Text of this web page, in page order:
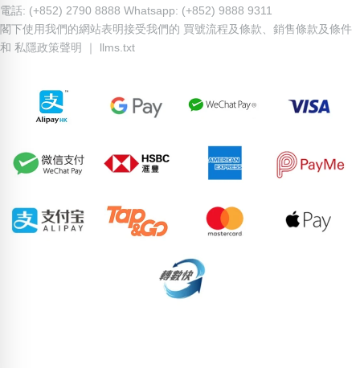
電話: (+852) 2790 8888 Whatsapp: (+852) 9888 9311
閣下使用我們的網站表明接受我們的 買號流程及條款
銷售條款及條件
和 私隱政策聲明 llms.txt